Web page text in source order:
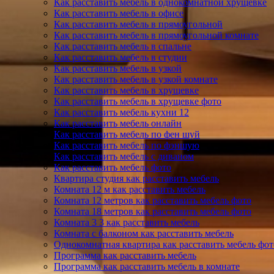
Как расставить мебель в однокомнатной хрущевке
Как расставить мебель в офисе
Как расставить мебель в прямоугольной
Как расставить мебель в прямоугольной комнате
Как расставить мебель в спальне
Как расставить мебель в студии
Как расставить мебель в узкой
Как расставить мебель в узкой комнате
Как расставить мебель в хрущевке
Как расставить мебель в хрущевке фото
Как расставить мебель кухни 12
Как расставить мебель онлайн
Как расставить мебель по фен шуй
Как расставить мебель по фэншую
Как расставить мебель с диваном
Как расставить мебель фото
Квартира студия как расставить мебель
Комната 12 м как расставить мебель
Комната 12 метров как расставить мебель фото
Комната 18 метров как расставить мебель фото
Комната 3 3 как расставить мебель
Комната с балконом как расставить мебель
Однокомнатная квартира как расставить мебель
Программа как расставить мебель
Программа как расставить мебель в комнате